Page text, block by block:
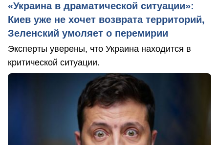
«Украина в драматической ситуации»:
Киев уже не хочет возврата территорий,
Зеленский умоляет о перемирии
Эксперты уверены, что Украина находится в
критической ситуации.